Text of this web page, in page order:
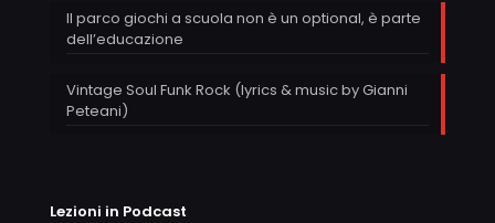
Il parco giochi a scuola non è un optional, è parte
dell’educazione
Vintage Soul Funk Rock (lyrics & music by Gianni
Peteani)
Lezioni in Podcast